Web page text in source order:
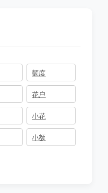
额度
花户
小花
小额